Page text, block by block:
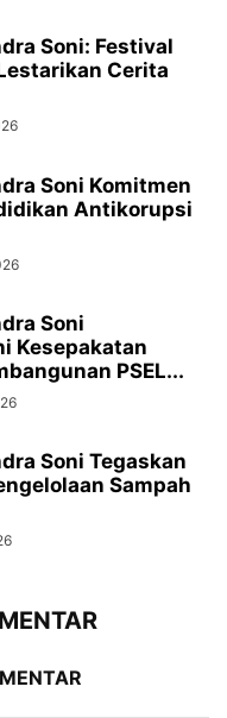
Soni: Festival
Cerita
Soni Komitmen
Antikorupsi
Soni
Kesepakatan
PSEL...
Soni Tegaskan
Sampah